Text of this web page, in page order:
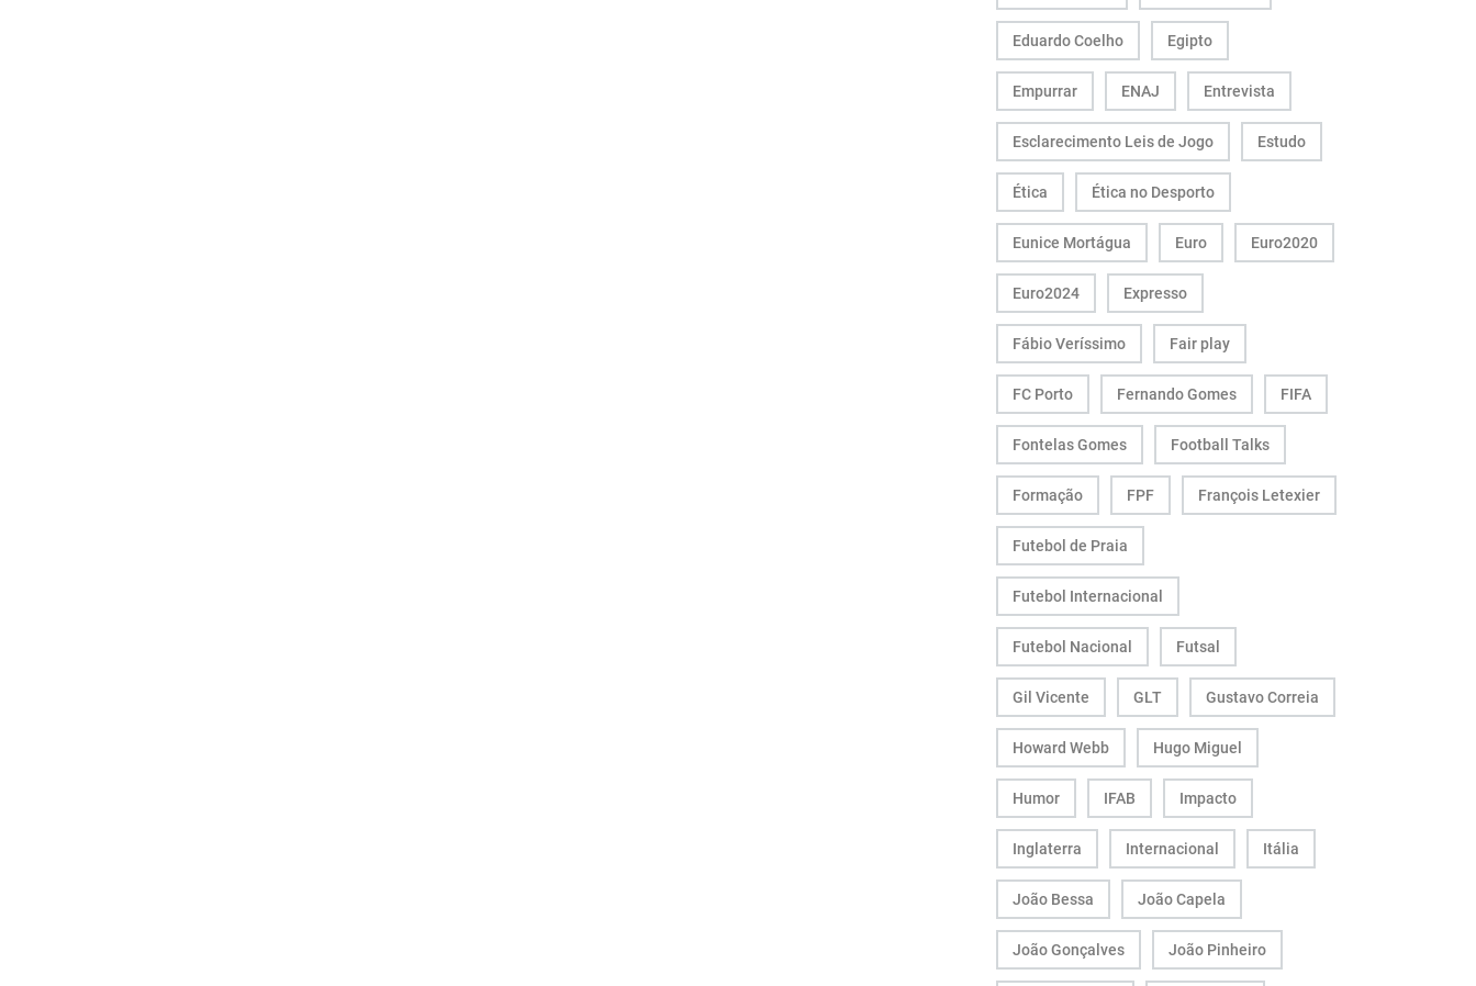
Eduardo Coelho Egipto
Empurrar ENAJ Entrevista
Esclarecimento Leis de Jogo Estudo
Ética Ética no Desporto
Eunice Mortágua Euro Euro2020
Euro2024 Expresso
Fábio Veríssimo Fair play
FC Porto Fernando Gomes FIFA
Fontelas Gomes Football Talks
Formação FPF François Letexier
Futebol de Praia
Futebol Internacional
Futebol Nacional Futsal
Gil Vicente GLT Gustavo Correia
Howard Webb Hugo Miguel
Humor IFAB Impacto
Inglaterra Internacional Itália
João Bessa João Capela
João Gonçalves João Pinheiro